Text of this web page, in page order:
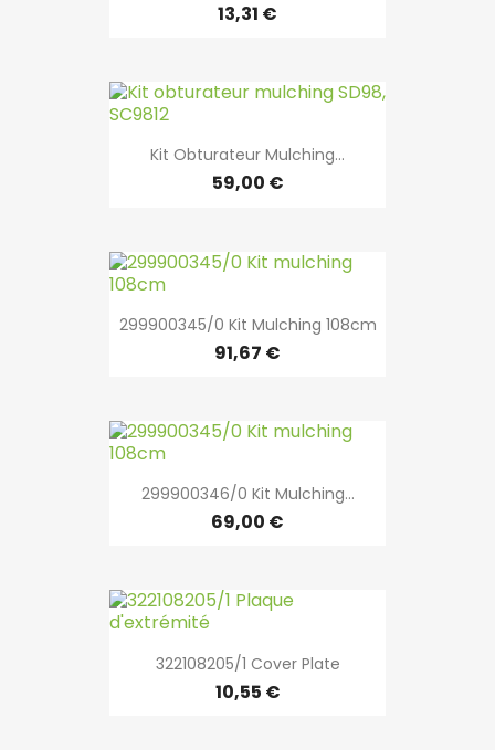
13,31 €
Kit Obturateur Mulching...
59,00 €
299900345/0 Kit Mulching 108cm
91,67 €
299900346/0 Kit Mulching...
69,00 €
322108205/1 Cover Plate
10,55 €